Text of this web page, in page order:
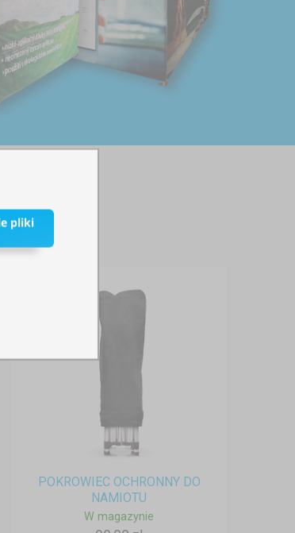
POKROWIEC OCHRONNY DO
NAMIOTU
W magazynie
pliki